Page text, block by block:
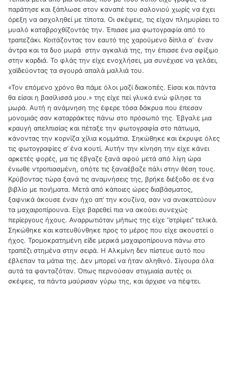
παράτησε και ξάπλωσε στον καναπέ του σαλονιού χωρίς να έχει
όρεξη να ασχοληθεί με τίποτα. Οι σκέψεις, τις είχαν πλημυρίσει το
μυαλό καταβροχθίζοντάς την. Έπιασε μια φωτογραφία από το
τραπεζάκι. Κοιτάζοντας τον εαυτό της χαρούμενο δίπλα σ’ έναν
άντρα και τα δυο μωρά στην αγκαλιά της, την έπιασε ένα σφίξιμο
στην καρδιά. Το φλάς την είχε ενοχλήσει, μα συνέχισε να γελάει,
χαϊδεύοντας τα σγουρά απαλά μαλλιά του.
«Τον επόμενο χρόνο θα πάμε όλοι μαζί διακοπές. Είσαι και πάντα
θα είσαι η βασίλισσά μου.» της είχε πεί γλυκά ενώ φίλησε τα
μωρά. Αυτή η ανάμνηση της έφερε τόσα δάκρυα που έπεσαν
μονομιάς σαν καταρράκτες πάνω στο πρόσωπό της. Έβγαλε μια
κραυγή απελπισίας και πέταξε την φωτογραφία στο πάτωμα,
κάνοντας την κορνίζα χίλια κομμάτια. Σηκώθηκε και έκρυψε όλες
τις φωτογραφίες σ’ ένα κουτί. Αυτήν την κίνηση την είχε κάνει
αρκετές φορές, μα τις έβγαζε ξανά αφού μετά από λίγη ώρα
ένιωθε ντροπιασμένη, οπότε τις ξαναέβαζε πάλι στην θέση τους.
Κρύβοντας τώρα ξανά τις αναμνήσεις της, βρήκε διέξοδο σε ένα
βιβλίο με ποιήματα. Μετά από κάποιες ώρες διαβάσματος,
ξαφνικά άκουσε έναν ήχο απ’ την κουζίνα, σαν να ανακατεύουν
τα μαχαιροπίρουνα. Είχε βαρεθεί πια να ακούει συνεχώς
περίεργους ήχους. Αναρρωτιόταν μήπως της είχε ‘’στρίψει’’ τελικά.
Σηκώθηκε και κατευθύνθηκε προς το μέρος που είχε ακουστεί ο
ήχος. Τρομοκρατημένη είδε μερικά μαχαιροπίρουνα πάνω στο
τραπέζι στημένα στην σειρά. Η Αλκμίνη δεν πίστευε αυτό που
έβλεπαν τα μάτια της. Δεν μπορεί να ήταν αληθινό. Σίγουρα όλα
αυτά τα φανταζόταν. Όπως περνούσαν στιγμιαία αυτές οι
σκέψεις, τα πάντα μαύρισαν γύρω της, και άρχισε να πέφτει.